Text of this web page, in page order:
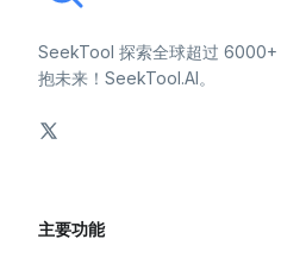
SeekTool 探索全球超过 6000+
抱未来！SeekTool.AI。
主要功能